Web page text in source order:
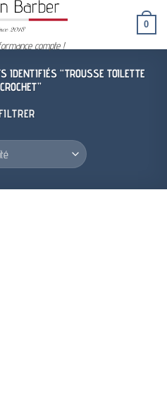
compte !
0
IDENTIFIÉS “TROUSSE TOILETTE